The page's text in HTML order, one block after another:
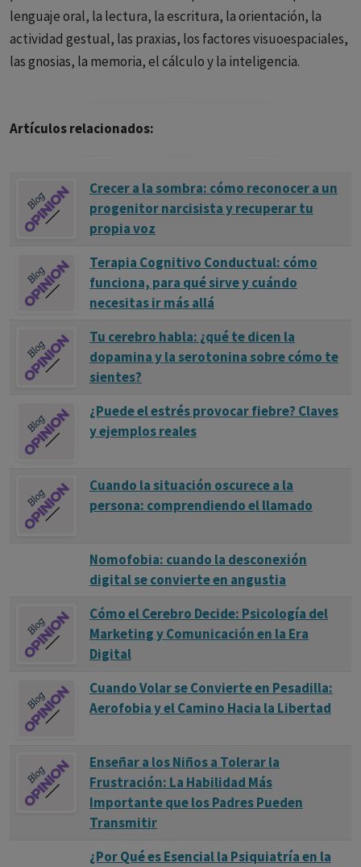
lenguaje oral, la lectura, la escritura, la orientación, la
actividad gestual, las praxias, los factores visuoespaciales,
las gnosias, la memoria, el cálculo y la inteligencia.
Artículos relacionados:
Crecer a la sombra: cómo reconocer a un
progenitor narcisista y recuperar tu
propia voz
Terapia Cognitivo Conductual: cómo
funciona, para qué sirve y cuándo
necesitas ir más allá
Tu cerebro habla: ¿qué te dicen la
dopamina y la serotonina sobre cómo te
sientes?
¿Puede el estrés provocar fiebre? Claves
y ejemplos reales
Cuando la situación oscurece a la
persona: comprendiendo el llamado
Nomofobia: cuando la desconexión
digital se convierte en angustia
Cómo el Cerebro Decide: Psicología del
Marketing y Comunicación en la Era
Digital
Cuando Volar se Convierte en Pesadilla:
Aerofobia y el Camino Hacia la Libertad
Enseñar a los Niños a Tolerar la
Frustración: La Habilidad Más
Importante que los Padres Pueden
Transmitir
¿Por Qué es Esencial la Psiquiatría en la